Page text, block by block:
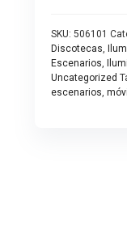
SKU: 506101
Discotecas,
Escenarios,
Uncategorized
escenarios,